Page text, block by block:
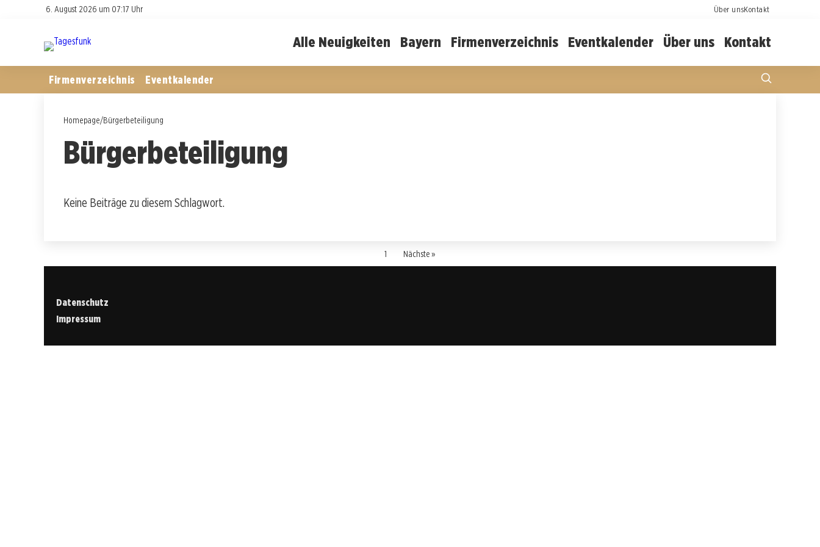
6. August 2026 um 07:17 Uhr Über unsKontakt
Alle Neuigkeiten Bayern Firmenverzeichnis Eventkalender Über uns Kontakt
Firmenverzeichnis Eventkalender
Homepage/Bürgerbeteiligung
Bürgerbeteiligung
Keine Beiträge zu diesem Schlagwort.
1 Nächste »
Datenschutz
Impressum